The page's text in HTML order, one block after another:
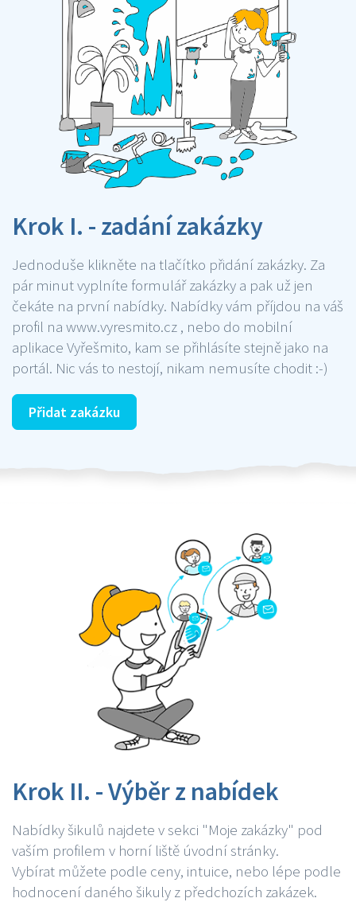
Krok I. - zadání zakázky
Jednoduše klikněte na tlačítko přidání zakázky. Za
pár minut vyplníte formulář zakázky a pak už jen
čekáte na první nabídky. Nabídky vám příjdou na váš
profil na www.vyresmito.cz , nebo do mobilní
aplikace Vyřešmito, kam se přihlásíte stejně jako na
portál. Nic vás to nestojí, nikam nemusíte chodit :-)
Přidat zakázku
Krok II. - Výběr z nabídek
Nabídky šikulů najdete v sekci "Moje zakázky" pod
vaším profilem v horní liště úvodní stránky.
Vybírat můžete podle ceny, intuice, nebo lépe podle
hodnocení daného šikuly z předchozích zakázek.